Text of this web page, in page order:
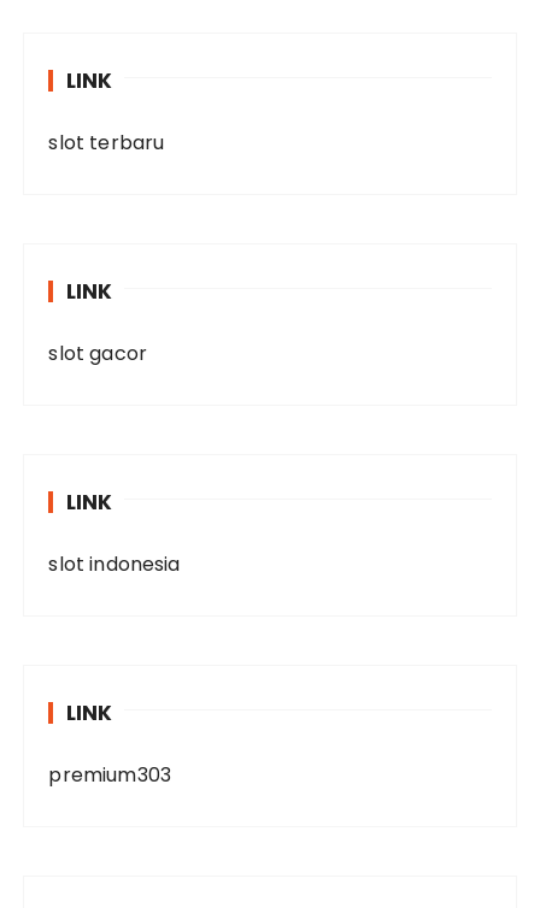
LINK
slot terbaru
LINK
slot gacor
LINK
slot indonesia
LINK
premium303